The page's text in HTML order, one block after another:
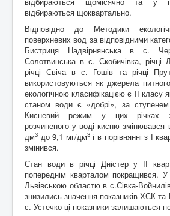
відбираються щоквартально.
Відповідно до Методики
поверхневих вод за відповідними
Бистриця Надвірнянська в с.
Солотвинська в с. Скобичівка, річці
річці Свіча в с. Гошів та річці
використовуються як джерела
екологічною класифікацією є ІІ класу
станом води є «добрі», за ступенем
Кисневий режим у цих річках
розчиненого у воді кисню
дм3 до 9,1 мг/дм3і в порівнянні з І
змінився.
Стан води в річці Дністер у ІІ
попереднім кварталом покращився. У
Львівською областю в с.Сівка-
знизились значення показників ХСК
с. Устечко ці показники залишаються